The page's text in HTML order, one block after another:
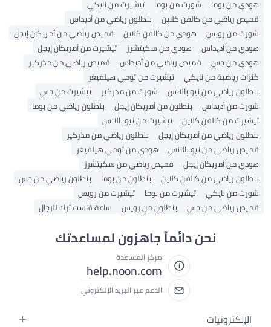
هودي من بوما
شورت من بوما
تيشيرت من نايكي
قميص رياضي من كالفن كلاين
بنطلون رياضي من أديداس
شورت من رويس
هودي من كالفن كلاين
قميص رياضي من أمريكان إيجل
هودي من أديداس
هودي من سكيتشرز
تيشيرت من أمريكان إيجل
هودي من جس
قميص رياضي من أديداس
قميص رياضي من مذركير
كنزات رياضية من نايكي
تيشيرت من تومي هيلفيغر
بنطلون رياضي من نيو بالانس
شورت من مذركير
تيشيرت من جس
شورت من أديداس
بنطلون من أمريكان إيجل
بنطلون رياضي من بوما
تيشيرت من كالفن كلاين
تيشيرت من نيو بالانس
بنطلون رياضي من أمريكان إيجل
بنطلون رياضي من مذركير
قميص رياضي من نيو بالانس
هودي من تومي هيلفيغر
هودي من أمريكان إيجل
قميص رياضي من سكيتشرز
بنطلون رياضي من كالفن كلاين
بنطلون من بوما
بنطلون رياضي من جس
شورت من نايكي
تيشيرت من بوما
تيشيرت من رويس
قميص رياضي من جس
بنطلون من رويس ساعة فاست ترك للرجال
نحن دائماً جاهزون لمساعدتك
مركز المساعدة
help.noon.com
الدعم عبر البريد الإلكتروني
الإلكترونيات